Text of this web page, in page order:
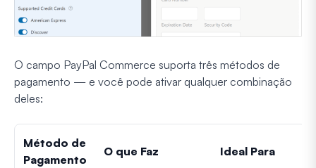
O campo PayPal Commerce suporta três métodos de
pagamento — e você pode ativar qualquer combinação
deles:
Método de
Pagamento
O que Faz Ideal Para